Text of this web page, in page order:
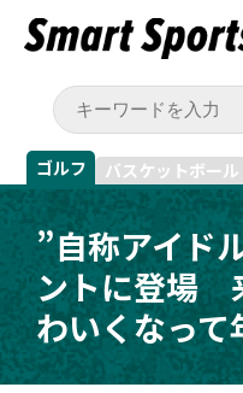
ゴルフ バスケットボール
”自称アイド
ントに登場
わいくなって